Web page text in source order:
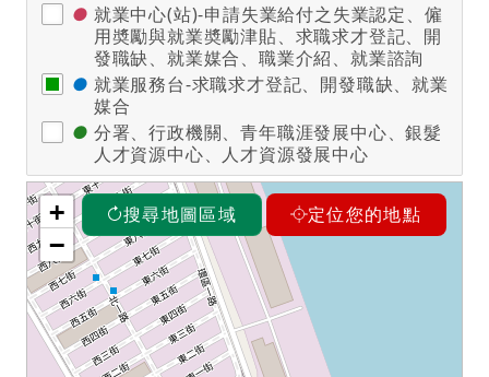
● 就業中心(站)-申請失業給付之失業認定、僱
用奬勵與就業奬勵津貼、求職求才登記、開
發職缺、就業媒合、職業介紹、就業諮詢
● 就業服務台-求職求才登記、開發職缺、就業
媒合
● 分署、行政機關、青年職涯發展中心、銀髮
人才資源中心、人才資源發展中心
搜尋地圖區域 定位您的地點
+
−